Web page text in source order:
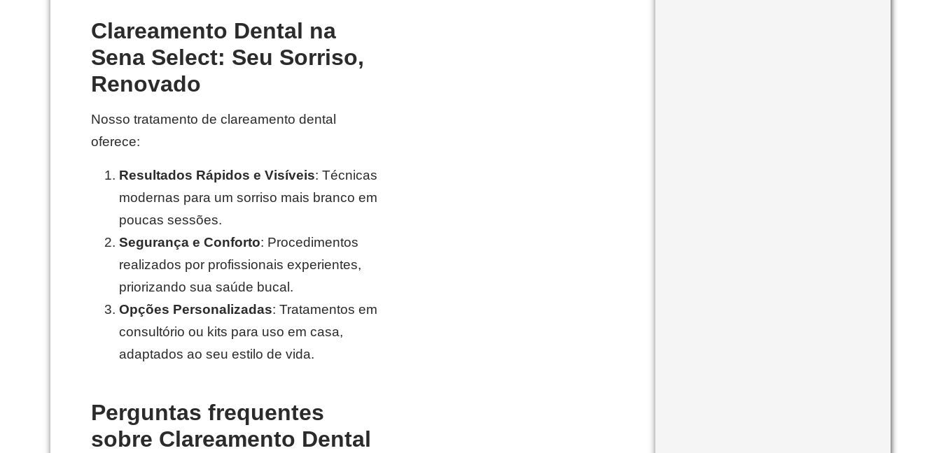
Clareamento Dental na
Sena Select: Seu Sorriso,
Renovado
Nosso tratamento de clareamento dental
oferece:
Resultados Rápidos e Visíveis: Técnicas
modernas para um sorriso mais branco em
poucas sessões.
Segurança e Conforto: Procedimentos
realizados por profissionais experientes,
priorizando sua saúde bucal.
Opções Personalizadas: Tratamentos em
consultório ou kits para uso em casa,
adaptados ao seu estilo de vida.
Perguntas frequentes
sobre Clareamento Dental